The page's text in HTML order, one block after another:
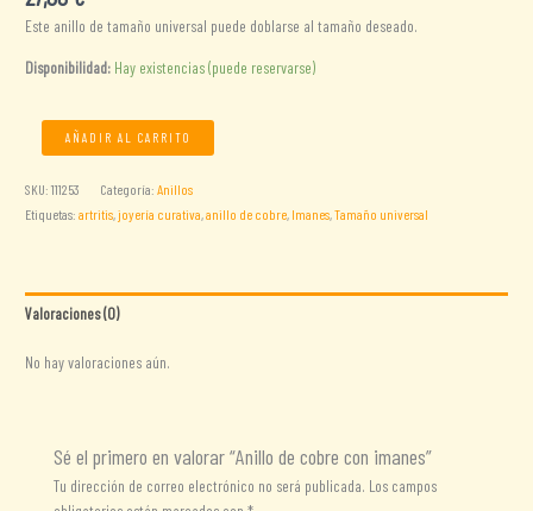
Este anillo de tamaño universal puede doblarse al tamaño deseado.
Disponibilidad: Hay existencias (puede reservarse)
cobre
con
AÑADIR AL CARRITO
SKU:111253 Categoría:Anillos
Etiquetas:artritis,joyería curativa,anillo de cobre, Imanes,Tamaño universal
Valoraciones (0)
No hay valoraciones aún.
Sé el primero en valorar “Anillo de cobre con imanes”
Tu dirección de correo electrónico no será publicada. Los campos